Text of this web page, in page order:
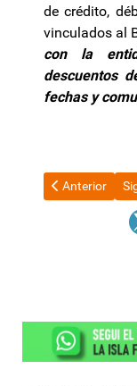
de crédito,
vinculados al
con la
descuentos
fechas y
Artículo
Anterior